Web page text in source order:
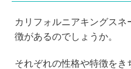
カリフォルニアキングス
徴があるのでしょうか。
それぞれの性格や特徴を